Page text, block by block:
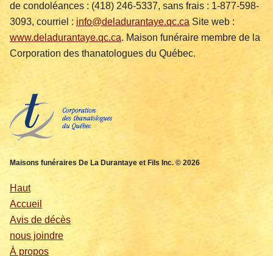
de condoléances : (418) 246-5337, sans frais : 1-877-598-
3093, courriel : info@deladurantaye.qc.ca Site web :
www.deladurantaye.qc.ca. Maison funéraire membre de la
Corporation des thanatologues du Québec.
Maisons funéraires De La Durantaye et Fils Inc. © 2026
Haut
Accueil
Avis de décès
nous joindre
À propos